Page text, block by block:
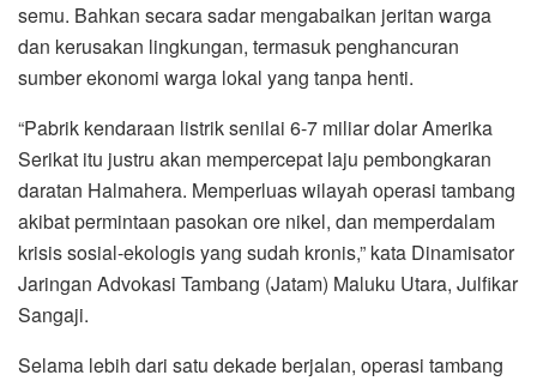
semu. Bahkan secara sadar mengabaikan jeritan warga
dan kerusakan lingkungan, termasuk penghancuran
sumber ekonomi warga lokal yang tanpa henti.
“Pabrik kendaraan listrik senilai 6-7 miliar dolar Amerika
Serikat itu justru akan mempercepat laju pembongkaran
daratan Halmahera. Memperluas wilayah operasi tambang
akibat permintaan pasokan ore nikel, dan memperdalam
krisis sosial-ekologis yang sudah kronis,” kata Dinamisator
Jaringan Advokasi Tambang (Jatam) Maluku Utara, Julfikar
Sangaji.
Selama lebih dari satu dekade berjalan, operasi tambang